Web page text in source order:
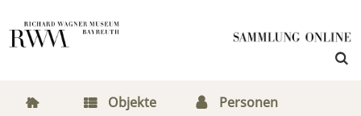
Objekte Personen